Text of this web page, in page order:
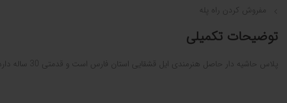
مفروش کردن راه پله
توضیحات تکمیلی
پلاس حاشیه دار حاصل هنرمندی ایل قشقایی استان فارس است و قدمتی 30 ساله دارد. متاسفانه تولید اینگونه پلاس ها در طول سال‌ های گذشته رو به کاهش رفته است.